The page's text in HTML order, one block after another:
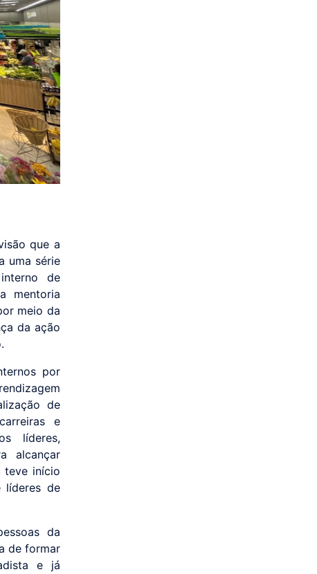
que a
uma série
de
mentoria
meio da
da ação
por
de
e
líderes,
alcançar
teve início
líderes de
da
de formar
e já